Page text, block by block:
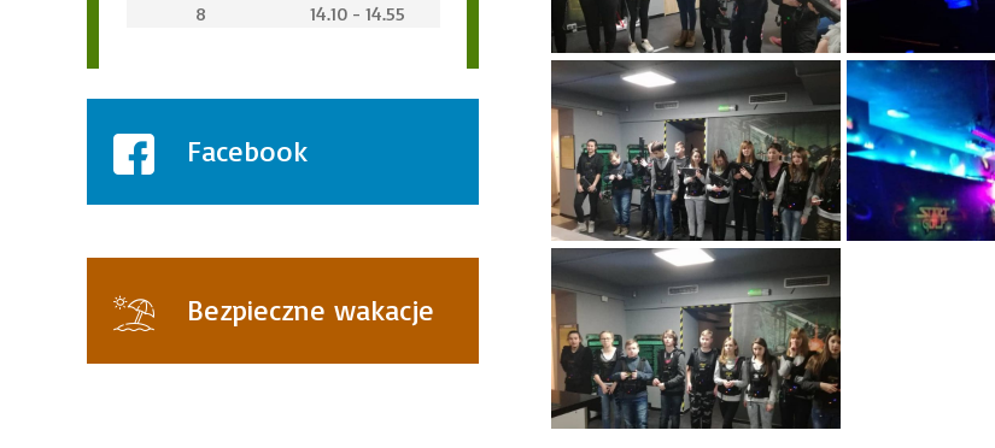
8
14.10 - 14.55
Facebook
Bezpieczne wakacje